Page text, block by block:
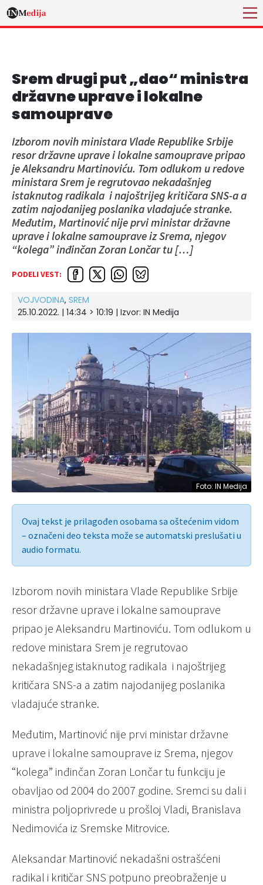
Srem drugi put „dao“ ministra
državne uprave i lokalne
samouprave
Izborom novih ministara Vlade Republike Srbije
resor državne uprave i lokalne samouprave pripao
je Aleksandru Martinoviću. Tom odlukom u redove
ministara Srem je regrutovao nekadašnjeg
istaknutog radikala i najoštrijeg kritičara SNS-a a
zatim najodanijeg poslanika vladajuće stranke.
Međutim, Martinović nije prvi ministar državne
uprave i lokalne samouprave iz Srema, njegov
“kolega” inđinčan Zoran Lončar tu […]
PODELI VEST:
VOJVODINA, SREM
25.10.2022. | 14:34 > 10:19 | Izvor: IN Medija
Foto: IN Medija
Ovaj tekst je prilagođen osobama sa oštećenim vidom
– označeni deo teksta može se automatski preslušati u
audio formatu.
Izborom novih ministara Vlade Republike Srbije
resor državne uprave i lokalne samouprave
pripao je Aleksandru Martinoviću. Tom odlukom u
redove ministara Srem je regrutovao
nekadašnjeg istaknutog radikala i najoštrijeg
kritičara SNS-a a zatim najodanijeg poslanika
vladajuće stranke.
Međutim, Martinović nije prvi ministar državne
uprave i lokalne samouprave iz Srema, njegov
“kolega” inđinčan Zoran Lončar tu funkciju je
obavljao od 2004 do 2007 godine. Sremci su dali i
ministra poljoprivrede u prošloj Vladi, Branislava
Nedimovića iz Sremske Mitrovice.
Aleksandar Martinović nekadašni ostrašćeni
radikal i kritičar SNS potpuno preobraženje u